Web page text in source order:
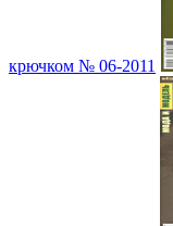
крючком № 06-2011